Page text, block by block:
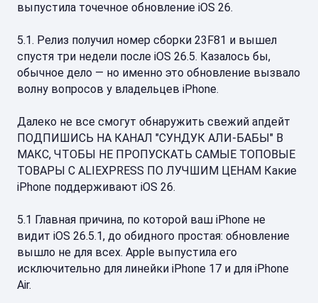
выпустила точечное обновление iOS 26.
5.1. Релиз получил номер сборки 23F81 и вышел
спустя три недели после iOS 26.5. Казалось бы,
обычное дело — но именно это обновление вызвало
волну вопросов у владельцев iPhone.
Далеко не все смогут обнаружить свежий апдейт
ПОДПИШИСЬ НА КАНАЛ "СУНДУК АЛИ-БАБЫ" В
МАКС, ЧТОБЫ НЕ ПРОПУСКАТЬ САМЫЕ ТОПОВЫЕ
ТОВАРЫ С ALIEXPRESS ПО ЛУЧШИМ ЦЕНАМ Какие
iPhone поддерживают iOS 26.
5.1 Главная причина, по которой ваш iPhone не
видит iOS 26.5.1, до обидного простая: обновление
вышло не для всех. Apple выпустила его
исключительно для линейки iPhone 17 и для iPhone
Air.